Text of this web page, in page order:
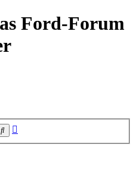
Ford-Forum
Suche